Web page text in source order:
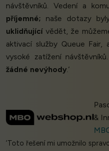
návštěvníků. Vedení a
příjemné; naše dotazy
uklidňujícívědět, že
aktivací služby Queue Fair,
vysoké zatížení
žádné nevýhody.’
&
‘Toto řešení mi umožnilo